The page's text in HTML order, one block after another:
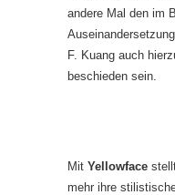
andere Mal den im
F. Kuang auch
beschieden sein.
Mit Yellowface
mehr ihre